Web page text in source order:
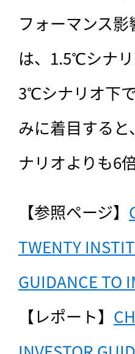
フォーマンス
は、1.5℃シナ
3℃シナリオ下
みに着目する
ナリオよりも6
【参照ページ】
TWENTY
GUIDANCE TO
【レポート】